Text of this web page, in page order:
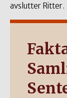
avslutter Ritter.